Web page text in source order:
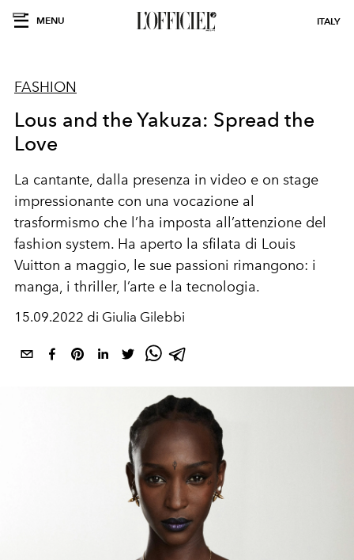
MENU ITALY
FASHION
Lous and the Yakuza: Spread the
Love
La cantante, dalla presenza in video e on stage
impressionante con una vocazione al
trasformismo che l’ha imposta all’attenzione del
fashion system. Ha aperto la sfilata di Louis
Vuitton a maggio, le sue passioni rimangono: i
manga, i thriller, l’arte e la tecnologia.
15.09.2022 di Giulia Gilebbi